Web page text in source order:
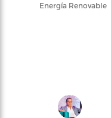
Energía Renovable